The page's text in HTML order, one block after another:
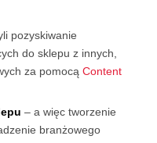
pozyskiwanie
do sklepu z innych,
za pomocą Content
– a więc tworzenie
branżowego